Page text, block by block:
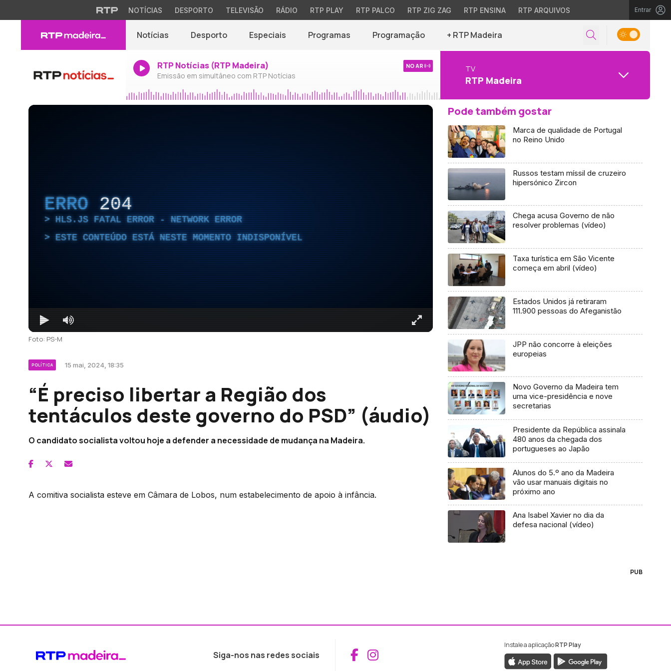
NOTÍCIAS DESPORTO TELEVISÃO RÁDIO RTP PLAY RTP PALCO RTP ZIG ZAG RTP ENSINA RTP ARQUIVOS Entrar
Notícias Desporto Especiais Programas Programação + RTP Madeira
RTP Notícias (RTP Madeira)
Emissão em simultâneo com RTP Notícias
NO AR TV
RTP Madeira
ERRO 204
HLS.JS FATAL ERROR - NETWORK ERROR
ESTE CONTEÚDO ESTÁ NESTE MOMENTO INDISPONÍVEL
Foto: PS-M
POLÍTICA 15 mai, 2024, 18:35
“É preciso libertar a Região dos
tentáculos deste governo do PSD” (áudio)
O candidato socialista voltou hoje a defender a necessidade de mudança na Madeira.
A comitiva socialista esteve em Câmara de Lobos, num estabelecimento de apoio à infância.
Pode também gostar
Marca de qualidade de Portugal
no Reino Unido
Russos testam míssil de cruzeiro
hipersónico Zircon
Chega acusa Governo de não
resolver problemas (vídeo)
Taxa turística em São Vicente
começa em abril (vídeo)
Estados Unidos já retiraram
111.900 pessoas do Afeganistão
JPP não concorre à eleições
europeias
Novo Governo da Madeira tem
uma vice-presidência e nove
secretarias
Presidente da República assinala
480 anos da chegada dos
portugueses ao Japão
Alunos do 5.º ano da Madeira
vão usar manuais digitais no
próximo ano
Ana Isabel Xavier no dia da
defesa nacional (vídeo)
PUB
Siga-nos nas redes sociais Aceder ao Facebook da RTP Madeira
Aceder ao Instagram da RTP Madeira
Instale a aplicaçãoRTP Play